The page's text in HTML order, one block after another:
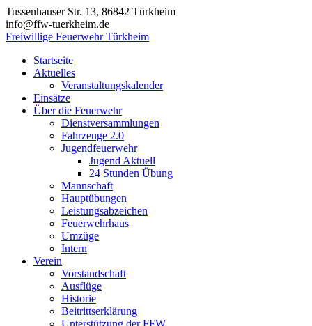
Zum
Inhalt
springen
Tussenhauser Str. 13, 86842 Türkheim
info@ffw-tuerkheim.de
Freiwillige Feuerwehr Türkheim
Startseite
Aktuelles
Veranstaltungskalender
Einsätze
Über die Feuerwehr
Dienstversammlungen
Fahrzeuge 2.0
Jugendfeuerwehr
Jugend Aktuell
24 Stunden Übung
Mannschaft
Hauptübungen
Leistungsabzeichen
Feuerwehrhaus
Umzüge
Intern
Verein
Vorstandschaft
Ausflüge
Historie
Beitrittserklärung
Unterstützung der FFW